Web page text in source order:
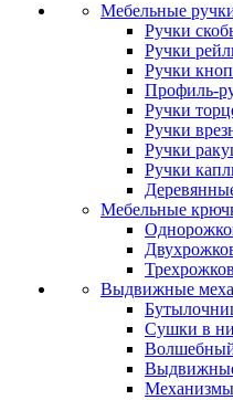
Мебельные
Ручки
Ручки
Ручки
Профиль-
Ручки
Ручки
Ручки
Ручки
Мебельные
Выдвижные
Сушки в
Механизмы